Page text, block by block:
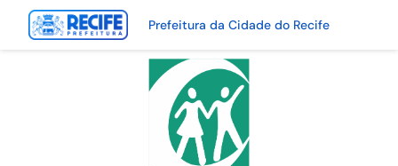
Prefeitura da Cidade do Recife